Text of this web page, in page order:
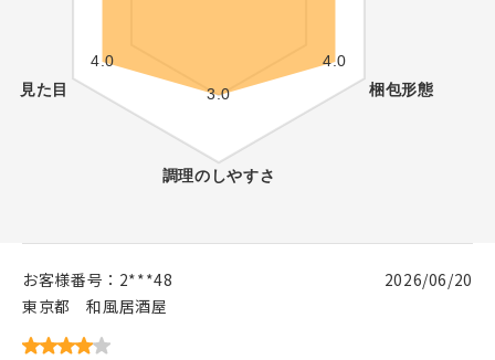
お客様番号： 2***48
東京都
和風居酒屋
2026/06/20